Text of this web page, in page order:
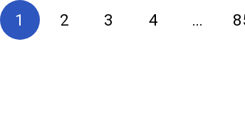
1 2 3 4 …